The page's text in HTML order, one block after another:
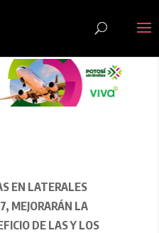
EN LATERALES
MEJORARÁN LA
DE LAS Y LOS